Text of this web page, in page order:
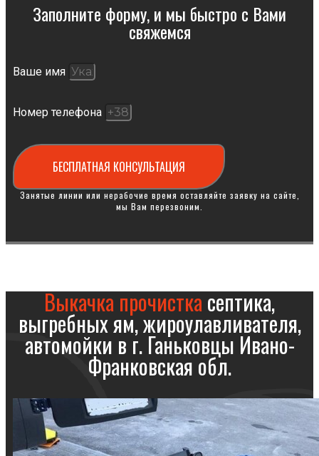
Заполните форму, и мы быстро с Вами
свяжемся​
Ваше имя
Номер телефона
БЕСПЛАТНАЯ КОНСУЛЬТАЦИЯ
Занятые линии или нерабочие время оставляйте заявку на сайте,
мы Вам перезвоним.
Выкачка прочисткасептика,
выгребных ям, жироулавливателя,
автомойки в г. Ганьковцы Ивано-
Франковская обл.